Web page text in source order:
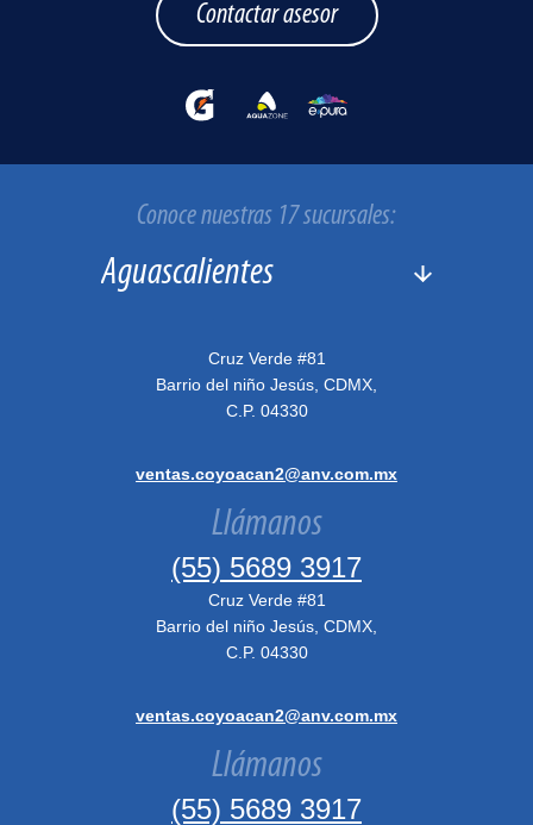
Contactar asesor
Conoce nuestras 17 sucursales:
Cruz Verde #81
Barrio del niño Jesús, CDMX,
C.P. 04330
ventas.coyoacan2@anv.com.mx
Llámanos
(55) 5689 3917
Cruz Verde #81
Barrio del niño Jesús, CDMX,
C.P. 04330
ventas.coyoacan2@anv.com.mx
Llámanos
(55) 5689 3917